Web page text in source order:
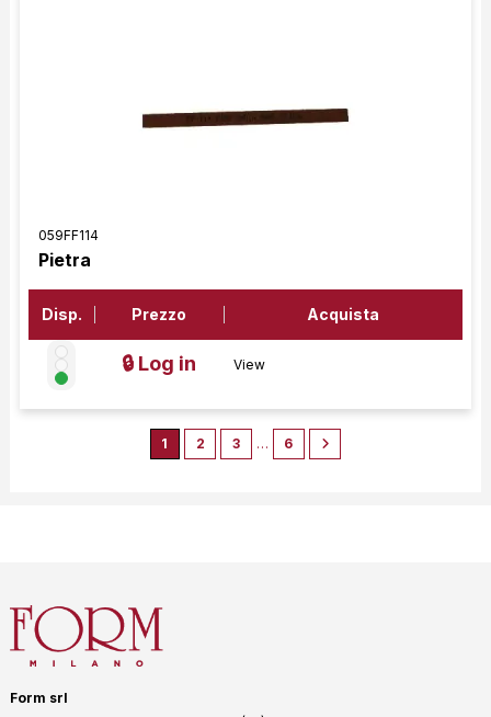
059FF114
Pietra
Disp. Prezzo Acquista
🔒 Log in View
1 2 3 … 6
Form srl